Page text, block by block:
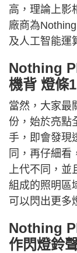
高，理論上影
廠商為
及人工智能運
Nothing
機背 燈條
當然，大家最
份，始於亮點
手，即會發現
同，再仔細看
上代不同，
組成的照明區
可以閃出更多
Nothing
作閃燈鈴